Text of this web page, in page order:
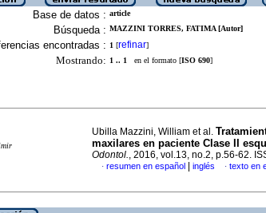
Base de datos : article
Búsqueda : MAZZINI TORRES, FATIMA [Autor]
encontradas : 1 [refinar]
Mostrando: 1 .. 1 en el formato [ISO 690]
Ubilla Mazzini, William et al.
maxilares en paciente Clase II
Odontol., 2016, vol.13, no.2, p.56-62.
· resumen en español inglés · texto en